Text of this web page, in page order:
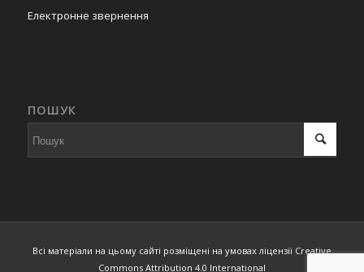
Електронне звернення
ПОШУК
Всі матеріали на цьому сайті розміщені на умовах ліцензії Creative
Commons Attribution 4.0 International